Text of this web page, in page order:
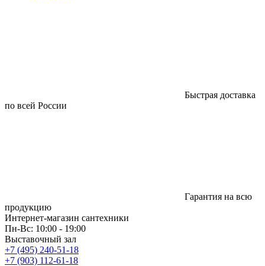
Быстрая доставка
по всей России
Гарантия на всю
продукцию
Интернет-магазин сантехники
Пн-Вс: 10:00 - 19:00
Выставочный зал
+7 (495) 240-51-18
+7 (903) 112-61-18